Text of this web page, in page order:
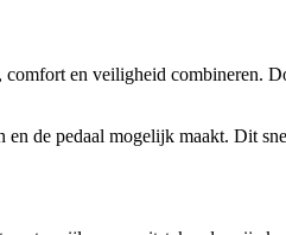
en veiligheid combineren.
de pedaal mogelijk maakt. Dit